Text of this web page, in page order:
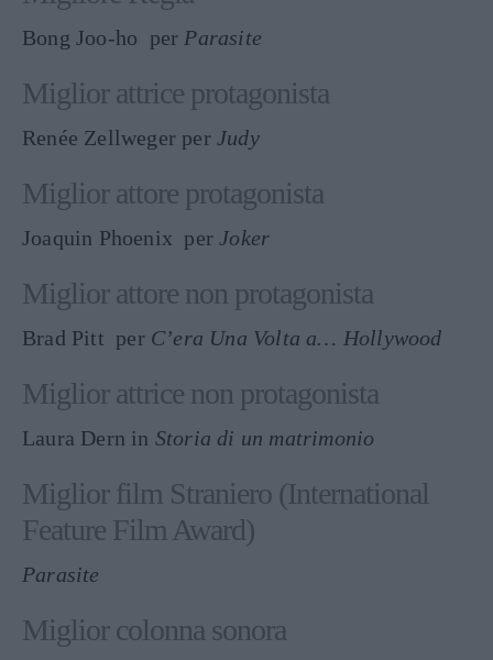
Bong Joo-ho per Parasite
Miglior attrice protagonista
Renée Zellweger per Judy
Miglior attore protagonista
Joaquin Phoenix perJoker
Miglior attore non protagonista
Brad Pitt per C’era Una Volta a… Hollywood
Miglior attrice non protagonista
Laura Dern in Storia di un matrimonio
Miglior film Straniero (International
Feature Film Award)
Parasite
Miglior colonna sonora